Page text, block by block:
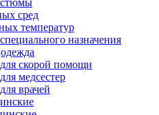
сред
температур
назначения
скорой помощи
медсестер
врачей